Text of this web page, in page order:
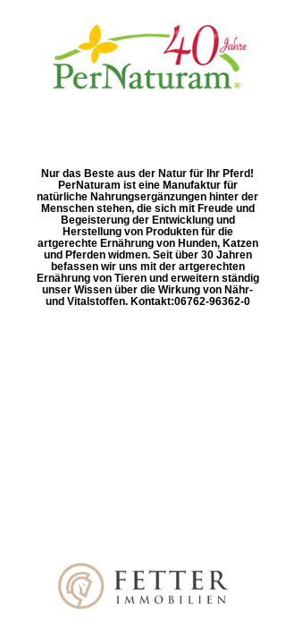
Nur das Beste aus der Natur für Ihr Pferd!
PerNaturam ist eine Manufaktur für
natürliche Nahrungsergänzungen hinter der
Menschen stehen, die sich mit Freude und
Begeisterung der Entwicklung und
Herstellung von Produkten für die
artgerechte Ernährung von Hunden, Katzen
und Pferden widmen. Seit über 30 Jahren
befassen wir uns mit der artgerechten
Ernährung von Tieren und erweitern ständig
unser Wissen über die Wirkung von Nähr-
und Vitalstoffen. Kontakt: ​06762-96362-0